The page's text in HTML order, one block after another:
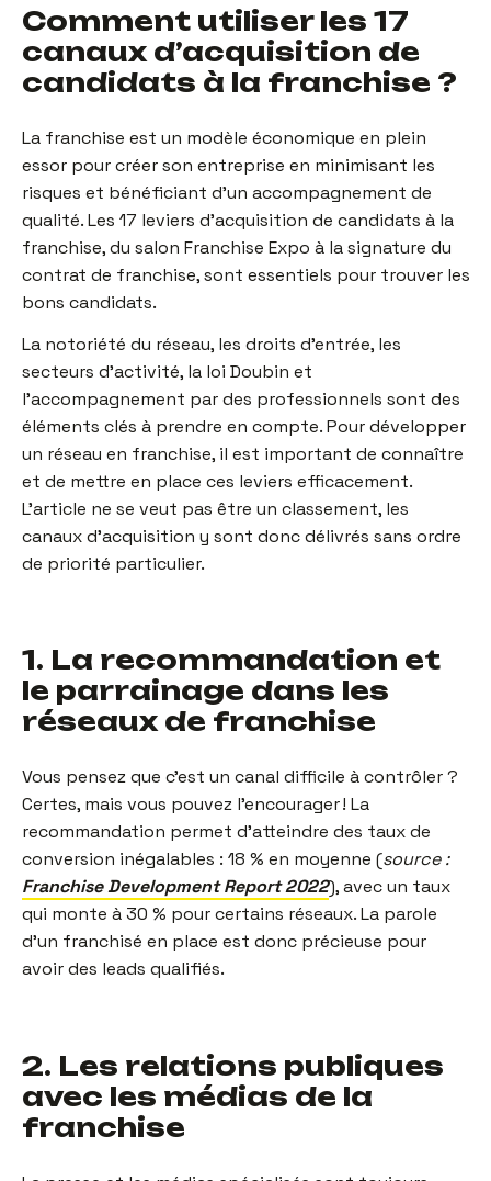
Comment utiliser les 17
canaux d’acquisition de
candidats à la franchise ?
La franchise est un modèle économique en plein
essor pour créer son entreprise en minimisant les
risques et bénéficiant d’un accompagnement de
qualité. Les 17 leviers d’acquisition de candidats à la
franchise, du salon Franchise Expo à la signature du
contrat de franchise, sont essentiels pour trouver les
bons candidats.
La notoriété du réseau, les droits d’entrée, les
secteurs d’activité, la loi Doubin et
l’accompagnement par des professionnels sont des
éléments clés à prendre en compte. Pour développer
un réseau en franchise, il est important de connaître
et de mettre en place ces leviers efficacement.
L’article ne se veut pas être un classement, les
canaux d’acquisition y sont donc délivrés sans ordre
de priorité particulier.
1. La recommandation et
le parrainage dans les
réseaux de franchise
Vous pensez que c’est un canal difficile à contrôler ?
Certes, mais vous pouvez l’encourager ! La
recommandation permet d’atteindre des taux de
conversion inégalables : 18 % en moyenne (source :
Franchise Development Report 2022), avec un taux
qui monte à 30 % pour certains réseaux. La parole
d’un franchisé en place est donc précieuse pour
avoir des leads qualifiés.
2. Les relations publiques
avec les médias de la
franchise